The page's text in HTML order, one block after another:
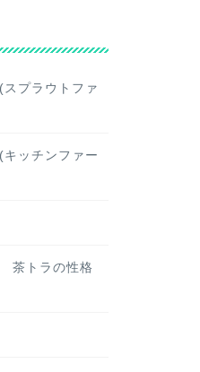
プラウトファ
ッチンファー
茶トラの性格